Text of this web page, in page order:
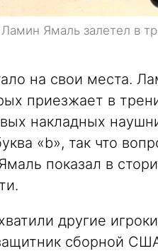
Ямаль залетел в
на свои места.
приезжает в
накладных
«b», так что
показал в
другие
сборной